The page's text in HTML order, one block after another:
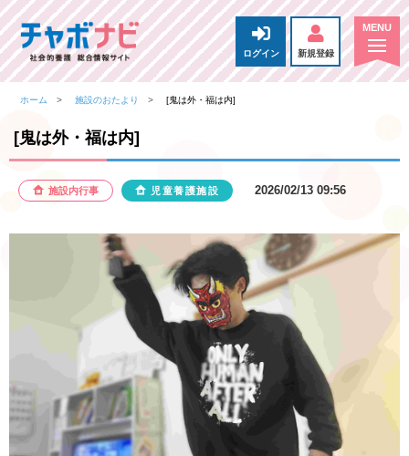
ログイン 新規登録
ホーム 施設のおたより [鬼は外・福は内]
[鬼は外・福は内]
施設内行事 児童養護施設 2026/02/13 09:56